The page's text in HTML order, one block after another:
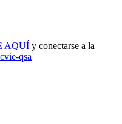
AQUÍ y conectarse a la
qsa